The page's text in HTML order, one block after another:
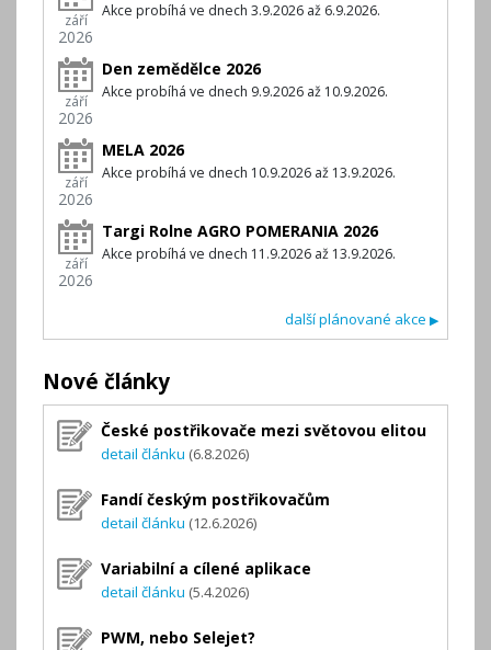
září
2026
Akce probíhá ve dnech 3.9.2026 až 6.9.2026.
září
2026
Den zemědělce 2026
Akce probíhá ve dnech 9.9.2026 až 10.9.2026.
září
2026
MELA 2026
Akce probíhá ve dnech 10.9.2026 až 13.9.2026.
září
2026
Targi Rolne AGRO POMERANIA 2026
Akce probíhá ve dnech 11.9.2026 až 13.9.2026.
další plánované akce ▶
Nové články
České postřikovače mezi světovou elitou
detail článku (6.8.2026)
Fandí českým postřikovačům
detail článku (12.6.2026)
Variabilní a cílené aplikace
detail článku (5.4.2026)
PWM, nebo Selejet?